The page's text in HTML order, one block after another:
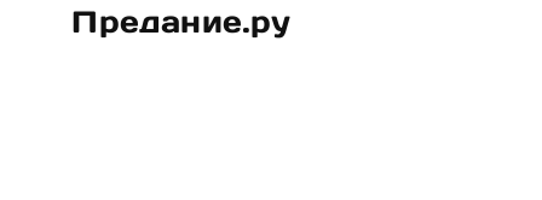
Предание.ру